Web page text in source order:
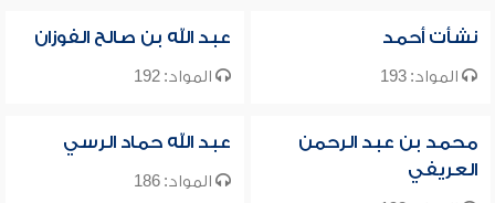
نشأت أحمد
المواد: 193
عبد الله بن صالح الفوزان
المواد: 192
محمد بن عبد الرحمن
العريفي
عبد الله حماد الرسي
المواد: 186